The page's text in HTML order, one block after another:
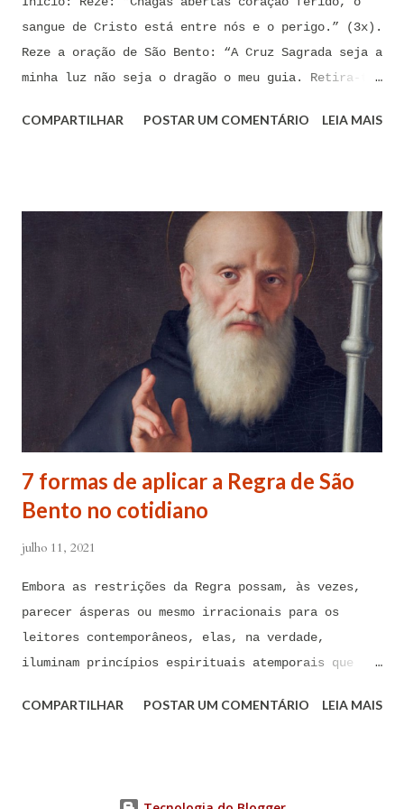
sangue de Cristo está entre nós e o perigo.” (3x).
Reze a oração de São Bento: “A Cruz Sagrada seja a
minha luz não seja o dragão o meu guia. Retira-te
que me ofereces, bebe tu mesmo o teu veneno.” Reze
Aleluia!” Proclame com fé e autoridade: “O Senhor
te confunda satã, confunda-te o Senhor.” (Zacarias
3,2) Reze: Ave Maria cheia de Graça... Oração: Eu
(diga seu nome completo), neste momento, coloco-me
na presença de meu Senhor, Rei e Salvador Jesus
Cristo, sob os cuidados e a intercessão de minha
Mãe Santíssima e Mãe do meu Senhor, a Virgem
Maria, debaixo da poderosa proteção de São Miguel
Arcanjo e do meu Anjo da Guarda, para combater
contra todas as forças do mal, ações, ataques,
contaminações, armadilhas, en...
COMPARTILHAR POSTAR UM COMENTÁRIO LEIA MAIS
7 formas de aplicar a Regra de São
Bento no cotidiano
julho 11, 2021
Embora as restrições da Regra possam, às vezes,
parecer ásperas ou mesmo irracionais para os
leitores contemporâneos, elas, na verdade,
iluminam princípios espirituais atemporais que
São Bento foi composta há mais de 1.500 anos por
COMPARTILHAR POSTAR UM COMENTÁRIO LEIA MAIS